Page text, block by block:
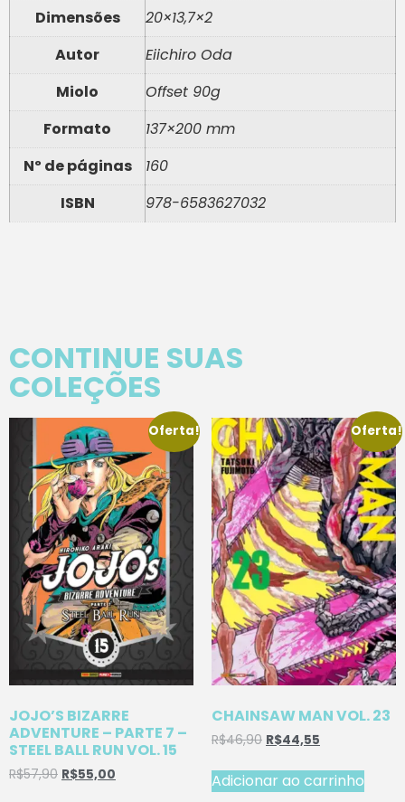
Dimensões
20×13,7×2
Autor
Eiichiro Oda
Miolo
Offset 90g
Formato
137×200 mm
Nº de páginas
160
ISBN
978-6583627032
CONTINUE SUAS
COLEÇÕES
Oferta!
JOJO’S BIZARRE
ADVENTURE – PARTE 7 –
STEEL BALL RUN VOL. 15
R$57,90 R$55,00
Oferta!
CHAINSAW MAN VOL. 23
R$46,90 R$44,55
Adicionar ao carrinho